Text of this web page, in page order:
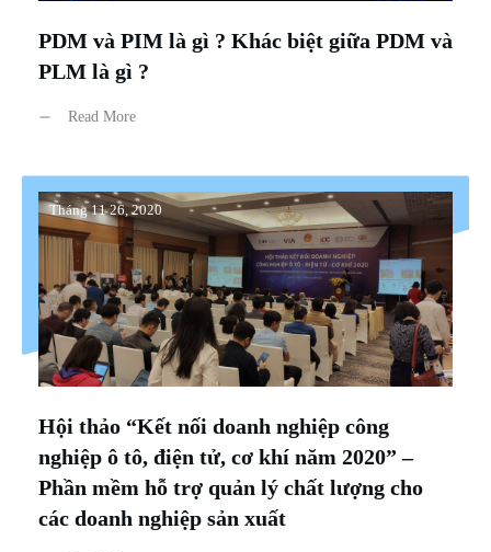
PDM và PIM là gì ? Khác biệt giữa PDM và
PLM là gì ?
Read More
Tháng 11 26, 2020
Hội thảo “Kết nối doanh nghiệp công
nghiệp ô tô, điện tử, cơ khí năm 2020” –
Phần mềm hỗ trợ quản lý chất lượng cho
các doanh nghiệp sản xuất